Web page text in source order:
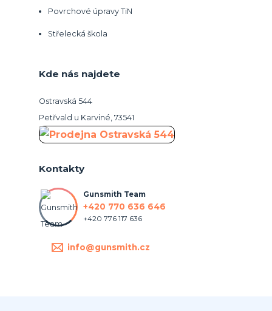
Povrchové úpravy TiN
Střelecká škola
Kde nás najdete
Ostravská 544
Petřvald u Karviné, 73541
Kontakty
Gunsmith Team
+420 770 636 646
+420 776 117 636
info@gunsmith.cz